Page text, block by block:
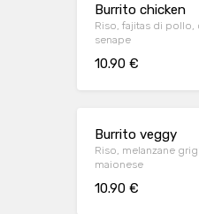
Burrito chicken
Riso, fajitas di
senape
10.90 €
Burrito veggy
Riso, melanzane
maionese
10.90 €